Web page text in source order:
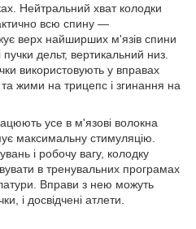
Нейтральний хват колодки
всю спину —
верх найширших м'язів спини
дельт, вертикальний низ.
використовують у вправах
жими на трицепс і згинання на
усе в м'язові волокна
максимальну стимуляцію.
і робочу вагу, колодку
в тренувальних програмах
Вправи з нею можуть
і досвідчені атлети.